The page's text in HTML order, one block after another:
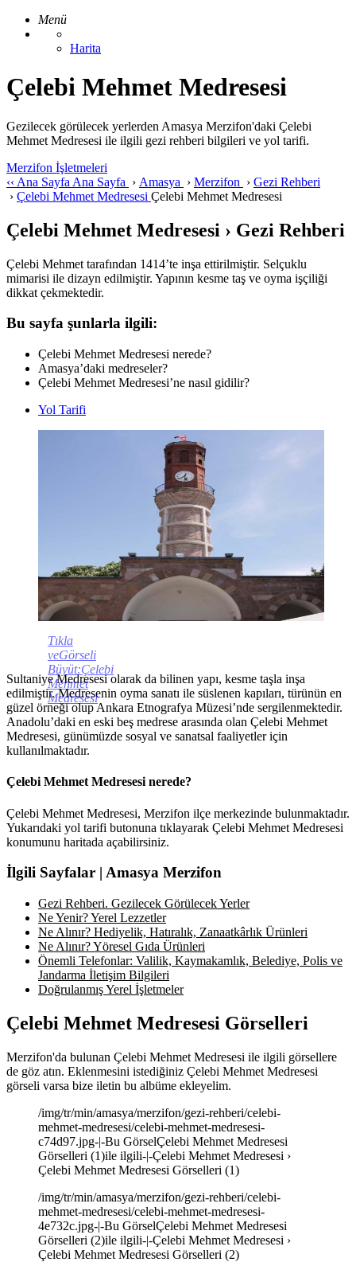
Menü
Harita
Çelebi Mehmet Medresesi
Gezilecek görülecek yerlerden Amasya Merzifon'daki Çelebi
Mehmet Medresesi ile ilgili gezi rehberi bilgileri ve yol tarifi.
Merzifon İşletmeleri
‹‹ Ana Sayfa Ana Sayfa › Amasya › Merzifon › Gezi Rehberi
› Çelebi Mehmet Medresesi Çelebi Mehmet Medresesi
Çelebi Mehmet Medresesi › Gezi Rehberi
Çelebi Mehmet tarafından 1414’te inşa ettirilmiştir. Selçuklu
mimarisi ile dizayn edilmiştir. Yapının kesme taş ve oyma işçiliği
dikkat çekmektedir.
Bu sayfa şunlarla ilgili:
Çelebi Mehmet Medresesi nerede?
Amasya’daki medreseler?
Çelebi Mehmet Medresesi’ne nasıl gidilir?
Yol Tarifi
Tıkla
veGörseli
Büyüt:Çelebi
Mehmet
Medresesi
Sultaniye Medresesi olarak da bilinen yapı, kesme taşla inşa
edilmiştir. Medresenin oyma sanatı ile süslenen kapıları, türünün en
güzel örneği olup Ankara Etnografya Müzesi’nde sergilenmektedir.
Anadolu’daki en eski beş medrese arasında olan Çelebi Mehmet
Medresesi, günümüzde sosyal ve sanatsal faaliyetler için
kullanılmaktadır.
Çelebi Mehmet Medresesi nerede?
Çelebi Mehmet Medresesi, Merzifon ilçe merkezinde bulunmaktadır.
Yukarıdaki yol tarifi butonuna tıklayarak Çelebi Mehmet Medresesi
konumunu haritada açabilirsiniz.
İlgili Sayfalar | Amasya Merzifon
Gezi Rehberi. Gezilecek Görülecek Yerler
Ne Yenir? Yerel Lezzetler
Ne Alınır? Hediyelik, Hatıralık, Zanaatkârlık Ürünleri
Ne Alınır? Yöresel Gıda Ürünleri
Önemli Telefonlar: Valilik, Kaymakamlık, Belediye, Polis ve
Jandarma İletişim Bilgileri
Doğrulanmış Yerel İşletmeler
Çelebi Mehmet Medresesi Görselleri
Merzifon'da bulunan Çelebi Mehmet Medresesi ile ilgili görsellere
de göz atın. Eklenmesini istediğiniz Çelebi Mehmet Medresesi
görseli varsa bize iletin bu albüme ekleyelim.
/img/tr/min/amasya/merzifon/gezi-rehberi/celebi-
mehmet-medresesi/celebi-mehmet-medresesi-
c74d97.jpg-|-Bu GörselÇelebi Mehmet Medresesi
Görselleri (1)ile ilgili-|-Çelebi Mehmet Medresesi ›
Çelebi Mehmet Medresesi Görselleri (1)
/img/tr/min/amasya/merzifon/gezi-rehberi/celebi-
mehmet-medresesi/celebi-mehmet-medresesi-
4e732c.jpg-|-Bu GörselÇelebi Mehmet Medresesi
Görselleri (2)ile ilgili-|-Çelebi Mehmet Medresesi ›
Çelebi Mehmet Medresesi Görselleri (2)